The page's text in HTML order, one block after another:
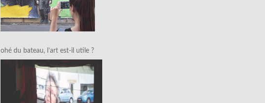
ohé du bateau, l’art est-il utile ?